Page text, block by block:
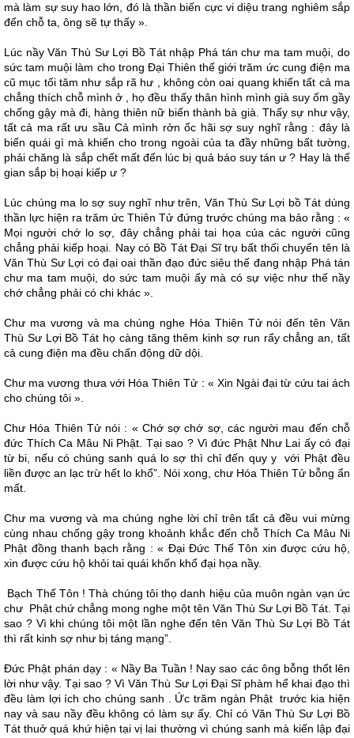
mà làm sự suy hao lớn, đó là thần biến cực vi diệu trang nghiêm sắp
đến chỗ ta, ông sẽ tự thấy ».
Lúc nầy Văn Thù Sư Lợi Bồ Tát nhập Phá tán chư ma tam muội, do
sức tam muội làm cho trong Ðại Thiên thế giới trăm ức cung điện ma
cũ mục tối tăm như sắp rã hư , không còn oai quang khiến tất cả ma
chẳng thích chỗ mình ở , họ đều thấy thân hình mình già suy ốm gầy
chống gậy mà đi, hàng thiên nữ biến thành bà già. Thấy sự như vậy,
tất cả ma rất ưu sầu Cả mình rởn ốc hãi sợ suy nghĩ rằng : đây là
biến quái gì mà khiến cho trong ngoài của ta đầy những bất tường,
phải chăng là sắp chết mất đến lúc bị quả báo suy tán ư ? Hay là thế
gian sắp bị hoại kiếp ư ?
Lúc chúng ma lo sợ suy nghĩ như trên, Văn Thù Sư Lợi bồ Tát dùng
thần lực hiện ra trăm ức Thiên Tử đứng trước chúng ma bảo rằng : «
Mọi người chớ lo sợ, đây chẳng phải tai họa của các người cũng
chẳng phải kiếp hoại. Nay có Bồ Tát Ðại Sĩ trụ bất thối chuyển tên là
Văn Thù Sư Lợi có đại oai thần đạo đức siêu thế đang nhập Phá tán
chư ma tam muội, do sức tam muội ấy mà có sự việc như thế nầy
chớ chẳng phải có chi khác ».
Chư ma vương và ma chúng nghe Hóa Thiên Tử nói đến tên Văn
Thù Sư Lợi Bồ Tát họ càng tăng thêm kinh sợ run rẩy chẳng an, tất
cả cung điện ma đều chấn động dữ dội.
Chư ma vương thưa với Hóa Thiên Tử : « Xin Ngài đại từ cứu tai ách
cho chúng tôi ».
Chư Hóa Thiên Tử nói : « Chớ sợ chớ sợ, các người mau đến chỗ
đức Thích Ca Mâu Ni Phật. Tại sao ? Vì đức Phật Như Lai ấy có đại
từ bi, nếu có chúng sanh quá lo sợ thì chỉ đến quy y với Phật đều
liền được an lạc trừ hết lo khổ”. Nói xong, chư Hóa Thiên Tử bỗng ẩn
mất.
Chư ma vương và ma chúng nghe lời chỉ trên tất cả đều vui mừng
cùng nhau chống gậy trong khoảnh khắc đến chỗ Thích Ca Mâu Ni
Phật đồng thanh bạch rằng : « Ðại Ðức Thế Tôn xin được cứu hộ,
xin được cứu hộ khỏi tai quái khốn khổ đại họa nầy.
Bạch Thế Tôn ! Thà chúng tôi thọ danh hiệu của muôn ngàn vạn ức
chư Phật chứ chẳng mong nghe một tên Văn Thù Sư Lợi Bồ Tát. Tại
sao ? Vì khi chúng tôi một lần nghe đến tên Văn Thù Sư Lợi Bồ Tát
thì rất kinh sợ như bị táng mạng”.
Ðức Phật phán dạy : « Nầy Ba Tuần ! Nay sao các ông bỗng thốt lên
lời như vậy. Tại sao ? Vì Văn Thù Sư Lợi Ðại Sĩ phàm hể khai đạo thì
đều làm lợi ích cho chúng sanh . Ức trăm ngàn Phật trước kia hiện
nay và sau nầy đều không có làm sự ấy. Chỉ có Văn Thù Sư Lợi Bồ
Tát thuở quá khứ hiện tại vị lai thường vì chúng sanh mà kiến lập đại